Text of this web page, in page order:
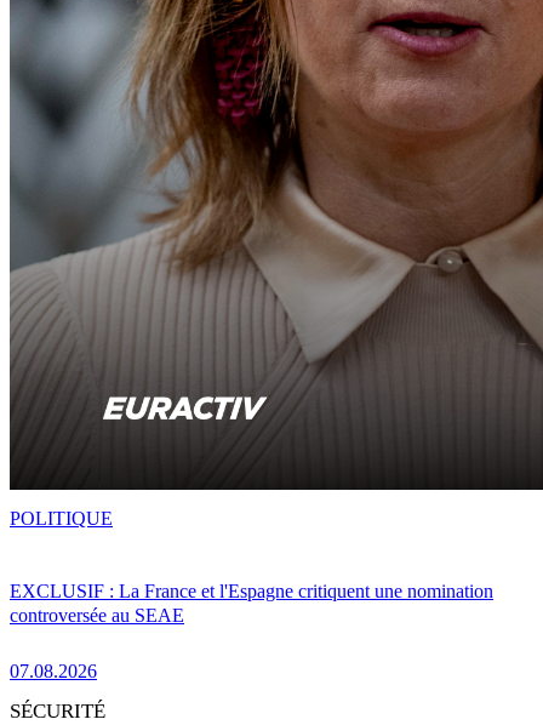
EXCLUSIF : La France et l'Espagne critiquent une nomination
controversée au SEAE
07.08.2026
POLITIQUE
SÉCURITÉ